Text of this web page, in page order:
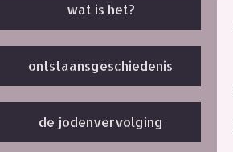
wat is het?
ontstaansgeschiedenis
de jodenvervolging